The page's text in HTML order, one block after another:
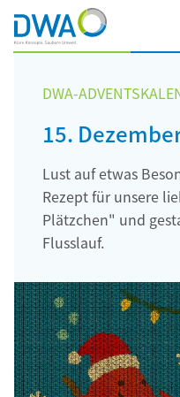
DWA-
15.
Lust auf etwas
Rezept für unsere
Plätzchen" und
Flusslauf.